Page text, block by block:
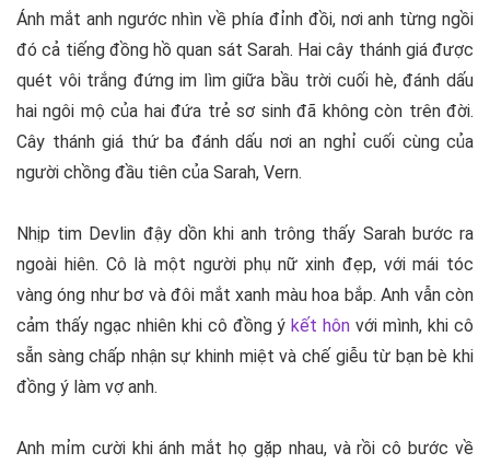
Ánh mắt anh ngước nhìn về phía đỉnh đồi, nơi anh từng ngồi
đó cả tiếng đồng hồ quan sát Sarah. Hai cây thánh giá được
quét vôi trắng đứng im lìm giữa bầu trời cuối hè, đánh dấu
hai ngôi mộ của hai đứa trẻ sơ sinh đã không còn trên đời.
Cây thánh giá thứ ba đánh dấu nơi an nghỉ cuối cùng của
người chồng đầu tiên của Sarah, Vern.
Nhịp tim Devlin đậy dồn khi anh trông thấy Sarah bước ra
ngoài hiên. Cô là một người phụ nữ xinh đẹp, với mái tóc
vàng óng như bơ và đôi mắt xanh màu hoa bắp. Anh vẫn còn
cảm thấy ngạc nhiên khi cô đồng ýkết hôn với mình, khi cô
sẵn sàng chấp nhận sự khinh miệt và chế giễu từ bạn bè khi
đồng ý làm vợ anh.
Anh mỉm cười khi ánh mắt họ gặp nhau, và rồi cô bước về